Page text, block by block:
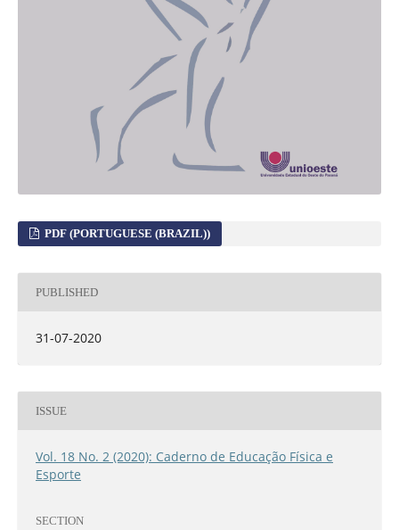
PDF (PORTUGUESE (BRAZIL))
PUBLISHED
31-07-2020
ISSUE
Vol. 18 No. 2 (2020): Caderno de Educação Física e
Esporte
SECTION